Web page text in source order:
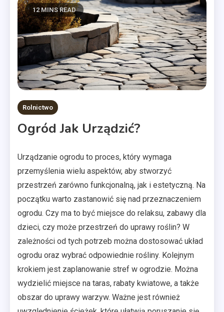
12 MINS READ
Rolnictwo
Ogród Jak Urządzić?
Urządzanie ogrodu to proces, który wymaga
przemyślenia wielu aspektów, aby stworzyć
przestrzeń zarówno funkcjonalną, jak i estetyczną. Na
początku warto zastanowić się nad przeznaczeniem
ogrodu. Czy ma to być miejsce do relaksu, zabawy dla
dzieci, czy może przestrzeń do uprawy roślin? W
zależności od tych potrzeb można dostosować układ
ogrodu oraz wybrać odpowiednie rośliny. Kolejnym
krokiem jest zaplanowanie stref w ogrodzie. Można
wydzielić miejsce na taras, rabaty kwiatowe, a także
obszar do uprawy warzyw. Ważne jest również